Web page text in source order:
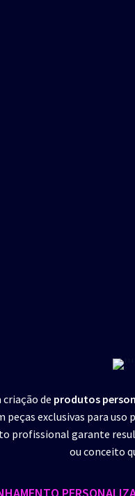
de produtos
peças exclusivas para
profissional garante
ou conceito